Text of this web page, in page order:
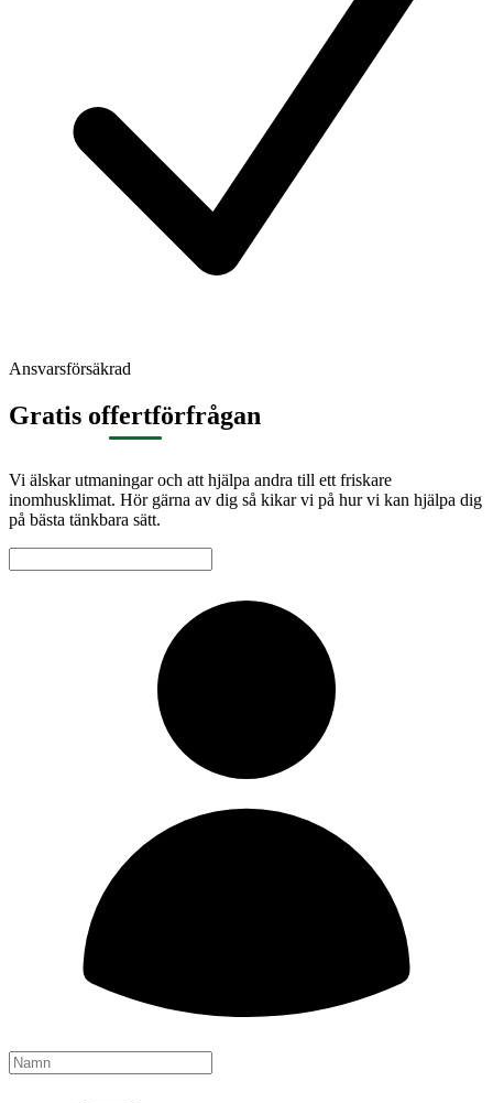
Ansvarsförsäkrad
Gratis offertförfrågan
Vi älskar utmaningar och att hjälpa andra till ett friskare
inomhusklimat. Hör gärna av dig så kikar vi på hur vi kan hjälpa dig
på bästa tänkbara sätt.